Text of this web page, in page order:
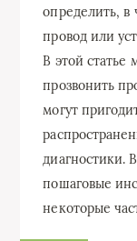
определить, в
провод или
В этой статье
прозвонить
могут
диагностики.
пошаговые
некоторые